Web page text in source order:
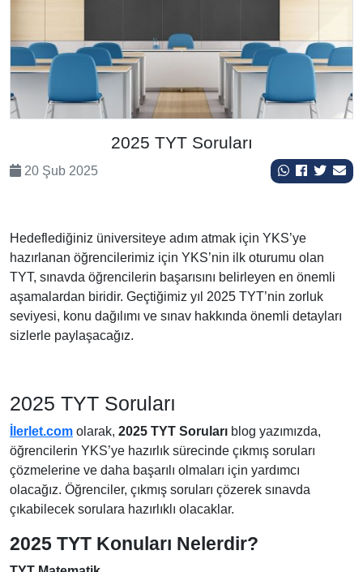
2025 TYT Soruları
20 Şub 2025
Hedeflediğiniz üniversiteye adım atmak için YKS’ye
hazırlanan öğrencilerimiz için YKS’nin ilk oturumu olan
TYT, sınavda öğrencilerin başarısını belirleyen en önemli
aşamalardan biridir. Geçtiğimiz yıl 2025 TYT’nin zorluk
seviyesi, konu dağılımı ve sınav hakkında önemli detayları
sizlerle paylaşacağız.
2025 TYT Soruları
İlerlet.com olarak, 2025 TYT Soruları blog yazımızda,
öğrencilerin YKS’ye hazırlık sürecinde çıkmış soruları
çözmelerine ve daha başarılı olmaları için yardımcı
olacağız. Öğrenciler, çıkmış soruları çözerek sınavda
çıkabilecek sorulara hazırlıklı olacaklar.
2025 TYT Konuları Nelerdir?